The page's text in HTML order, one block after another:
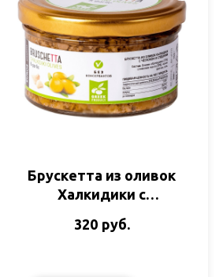
Брускетта из оливок
Халкидики с
специями 150гр
320 руб.